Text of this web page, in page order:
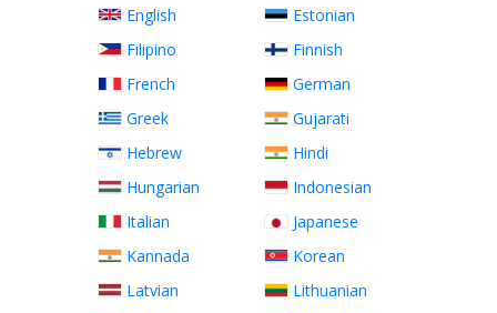
English
Estonian
Filipino
Finnish
French
German
Greek
Gujarati
Hebrew
Hindi
Hungarian
Indonesian
Italian
Japanese
Kannada
Korean
Latvian
Lithuanian